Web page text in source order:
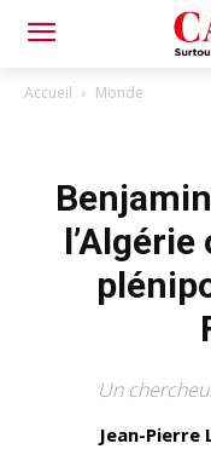
Accueil Monde
Un
Jean-Pierre